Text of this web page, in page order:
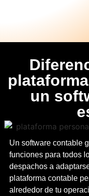
un
Un software contable
funciones para todos
despachos a
plataforma contable
alrededor de tu